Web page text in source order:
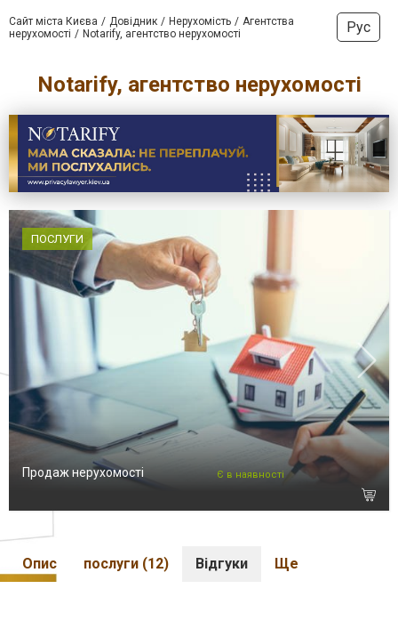
Сайт міста Києва Довідник Нерухомість
Агентства
нерухомості
Notarify, агентство нерухомості Рус
Notarify, агентство нерухомості
ПОСЛУГИ
Продаж нерухомості Є в наявності
Опис послуги (12) Відгуки Ще